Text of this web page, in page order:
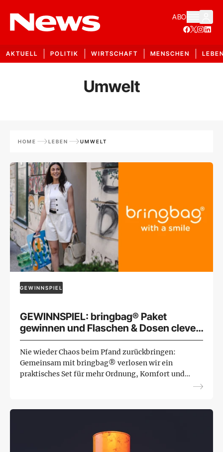
ABO
AKTUELL POLITIK WIRTSCHAFT MENSCHEN
Umwelt
HOME LEBEN UMWELT
GEWINNSPIEL
GEWINNSPIEL: bringbag® Paket
gewinnen und Flaschen & Dosen clever
zurückgeben
Nie wieder Chaos beim Pfand zurückbringen:
Gemeinsam mit bringbag® verlosen wir ein
praktisches Set für mehr Ordnung, Komfort und